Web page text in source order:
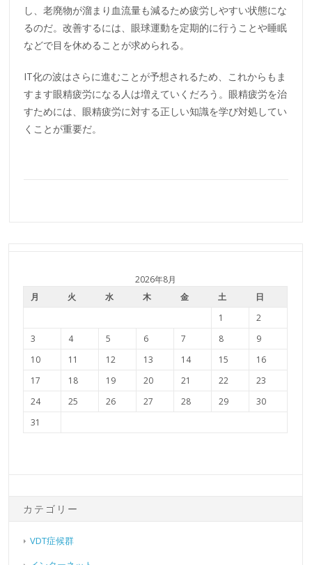
し、老廃物が溜まり血流量も減るため疲労しやすい状態にな
るのだ。改善するには、眼球運動を定期的に行うことや睡眠
などで目を休めることが求められる。
IT化の波はさらに進むことが予想されるため、これからもま
すます眼精疲労になる人は増えていくだろう。眼精疲労を治
すためには、眼精疲労に対する正しい知識を学び対処してい
くことが重要だ。
2026年8月
月
火 水 木 金 土
日
1
2
3
4 5 6 7 8
9
10
11 12 13 14 15
16
17
18 19 20 21 22
23
24
25 26 27 28 29
30
31
カテゴリー
VDT症候群